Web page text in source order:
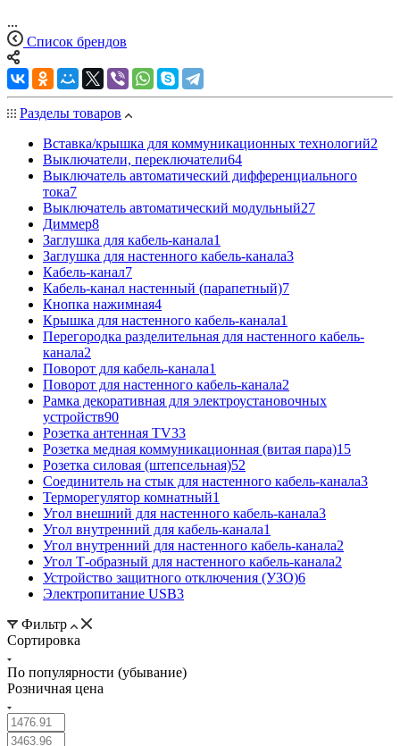
...
Список брендов
Разделы товаров
Вставка/крышка для коммуникационных технологий2
Выключатели, переключатели64
Выключатель автоматический дифференциального
тока7
Выключатель автоматический модульный27
Диммер8
Заглушка для кабель-канала1
Заглушка для настенного кабель-канала3
Кабель-канал7
Кабель-канал настенный (парапетный)7
Кнопка нажимная4
Крышка для настенного кабель-канала1
Перегородка разделительная для настенного кабель-
канала2
Поворот для кабель-канала1
Поворот для настенного кабель-канала2
Рамка декоративная для электроустановочных
устройств90
Розетка антенная TV33
Розетка медная коммуникационная (витая пара)15
Розетка силовая (штепсельная)52
Соединитель на стык для настенного кабель-канала3
Терморегулятор комнатный1
Угол внешний для настенного кабель-канала3
Угол внутренний для кабель-канала1
Угол внутренний для настенного кабель-канала2
Угол Т-образный для настенного кабель-канала2
Устройство защитного отключения (УЗО)6
Электропитание USB3
Фильтр
Сортировка
По популярности (убывание)
Розничная цена